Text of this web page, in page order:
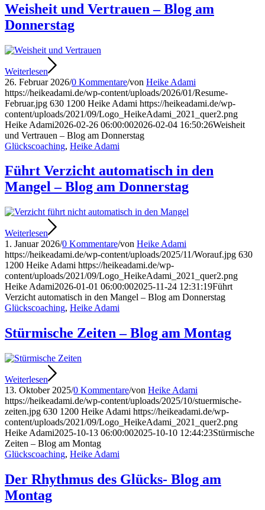
Weisheit und Vertrauen – Blog am
Donnerstag
Weiterlesen
26. Februar 2026/0 Kommentare/von Heike Adami
https://heikeadami.de/wp-content/uploads/2026/01/Resume-
Februar.jpg 630 1200 Heike Adami https://heikeadami.de/wp-
content/uploads/2021/09/Logo_HeikeAdami_2021_quer2.png
Heike Adami2026-02-26 06:00:002026-02-04 16:50:26Weisheit
und Vertrauen – Blog am Donnerstag
Glückscoaching, Heike Adami
Führt Verzicht automatisch in den
Mangel – Blog am Donnerstag
Weiterlesen
1. Januar 2026/0 Kommentare/von Heike Adami
https://heikeadami.de/wp-content/uploads/2025/11/Worauf.jpg 630
1200 Heike Adami https://heikeadami.de/wp-
content/uploads/2021/09/Logo_HeikeAdami_2021_quer2.png
Heike Adami2026-01-01 06:00:002025-11-24 12:31:19Führt
Verzicht automatisch in den Mangel – Blog am Donnerstag
Glückscoaching, Heike Adami
Stürmische Zeiten – Blog am Montag
Weiterlesen
13. Oktober 2025/0 Kommentare/von Heike Adami
https://heikeadami.de/wp-content/uploads/2025/10/stuermische-
zeiten.jpg 630 1200 Heike Adami https://heikeadami.de/wp-
content/uploads/2021/09/Logo_HeikeAdami_2021_quer2.png
Heike Adami2025-10-13 06:00:002025-10-10 12:44:23Stürmische
Zeiten – Blog am Montag
Glückscoaching, Heike Adami
Der Rhythmus des Glücks- Blog am
Montag